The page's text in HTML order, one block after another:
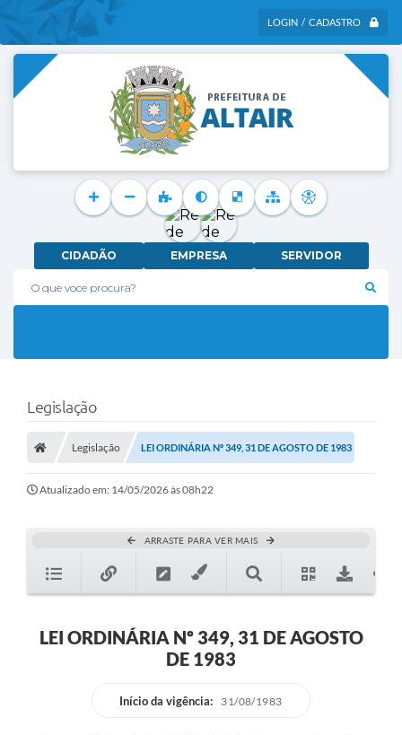
LOGIN / CADASTRO
O que voce procura?
CIDADÃO EMPRESA SERVIDOR
Legislação
Legislação LEI ORDINÁRIA Nº 349, 31 DE AGOSTO DE 1983
Atualizado em: 14/05/2026 às 08h22
ARRASTE PARA VER MAIS
LEI ORDINÁRIA Nº 349, 31 DE AGOSTO
DE 1983
Início da vigência: 31/08/1983